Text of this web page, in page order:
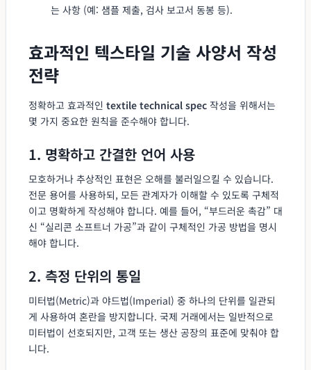
는 사항 (예: 샘플 제출, 검사 보고서 동봉 등).
효과적인 텍스타일 기술 사양서 작성
전략
정확하고 효과적인 textile technical spec 작성을 위해서는
몇 가지 중요한 원칙을 준수해야 합니다.
1. 명확하고 간결한 언어 사용
모호하거나 추상적인 표현은 오해를 불러일으킬 수 있습니다.
전문 용어를 사용하되, 모든 관계자가 이해할 수 있도록 구체적
이고 명확하게 작성해야 합니다. 예를 들어, “부드러운 촉감” 대
신 “실리콘 소프트너 가공”과 같이 구체적인 가공 방법을 명시
해야 합니다.
2. 측정 단위의 통일
미터법(Metric)과 야드법(Imperial) 중 하나의 단위를 일관되
게 사용하여 혼란을 방지합니다. 국제 거래에서는 일반적으로
미터법이 선호되지만, 고객 또는 생산 공장의 표준에 맞춰야 합
니다.